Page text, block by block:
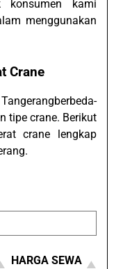
konsumen kami
menggunakan
Crane
tipe crane. Berikut
crane lengkap
HARGA SEWA